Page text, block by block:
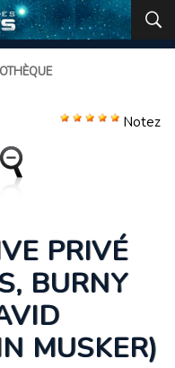
Notez
PRIVÉ
BURNY
MUSKER)